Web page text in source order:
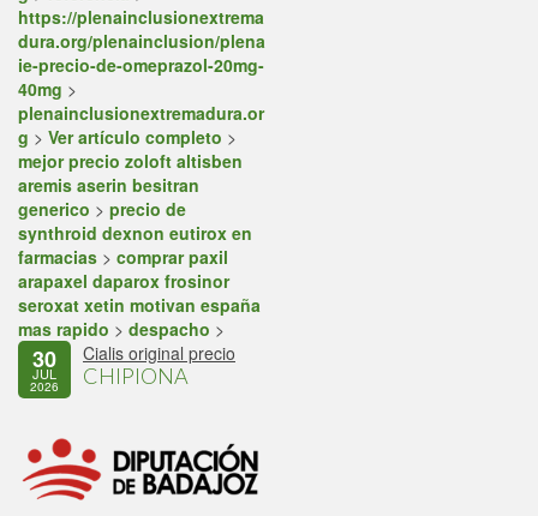
https://plenainclusionextrema
dura.org/plenainclusion/plena
ie-precio-de-omeprazol-20mg-
40mg >
plenainclusionextremadura.or
g > Ver artículo completo >
mejor precio zoloft altisben
aremis aserin besitran
generico > precio de
synthroid dexnon eutirox en
farmacias > comprar paxil
arapaxel daparox frosinor
seroxat xetin motivan españa
mas rapido > despacho >
Cialis original precio
30
JUL
2026 CHIPIONA